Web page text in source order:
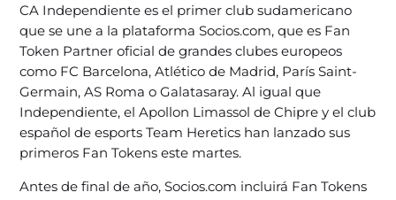
CA Independiente es el primer club sudamericano
que se une a la plataforma Socios.com, que es Fan
Token Partner oficial de grandes clubes europeos
como FC Barcelona, Atlético de Madrid, París Saint-
Germain, AS Roma o Galatasaray. Al igual que
Independiente, el Apollon Limassol de Chipre y el club
español de esports Team Heretics han lanzado sus
primeros Fan Tokens este martes.
Antes de final de año, Socios.com incluirá Fan Tokens